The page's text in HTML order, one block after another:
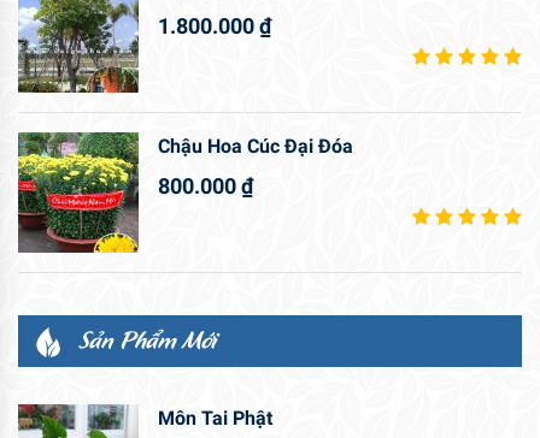
1.800.000₫
Chậu Hoa Cúc Đại Đóa
800.000₫
Sản Phẩm Mới
Môn Tai Phật